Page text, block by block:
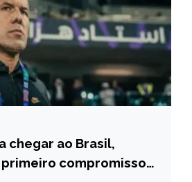
chegar ao Brasil,
compromisso